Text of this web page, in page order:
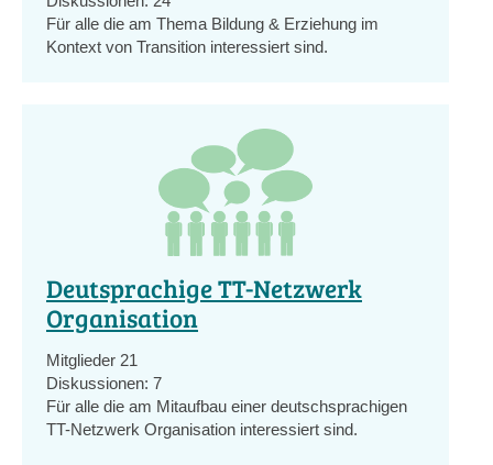
Für alle die am Thema Bildung & Erziehung im
Kontext von Transition interessiert sind.
Deutsprachige TT-Netzwerk
Organisation
Mitglieder 21
Diskussionen: 7
Für alle die am Mitaufbau einer deutschsprachigen
TT-Netzwerk Organisation interessiert sind.